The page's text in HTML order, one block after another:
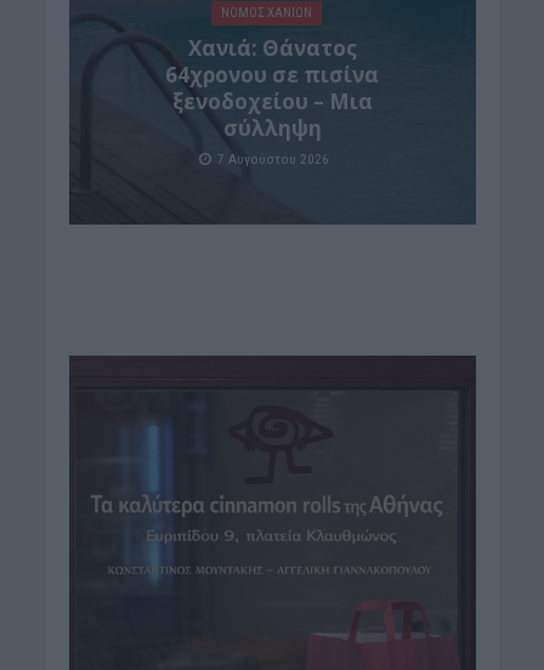
ΝΟΜΌΣ ΧΑΝΊΩΝ
Χανιά: Θάνατος
64χρονου σε πισίνα
ξενοδοχείου – Μια
σύλληψη
7 Αυγούστου 2026